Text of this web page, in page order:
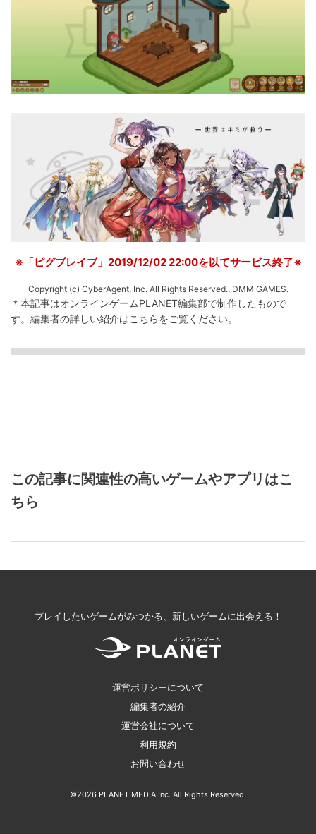
※「ピグブレイブ」2019/12/02 22:00を以てサービス終了※
Copyright (c) CyberAgent, Inc. All Rights Reserved., DMM GAMES.
＊本記事はオンラインゲームPLANET編集部で制作したもので
す。 編集者の詳しい紹介はこちらをご覧ください。
この記事に関連性の高いゲームやアプリはこ
ちら
プレイしたいゲームがみつかる、新しいゲームに出会える！
運営ポリシーについて
編集者の紹介
運営会社について
利用規約
お問い合わせ
©2026 PLANET MEDIA Inc. All Rights Reserved.